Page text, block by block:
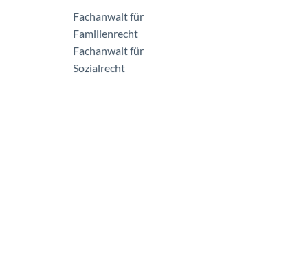
Fachanwalt für
Familienrecht
Fachanwalt für
Sozialrecht